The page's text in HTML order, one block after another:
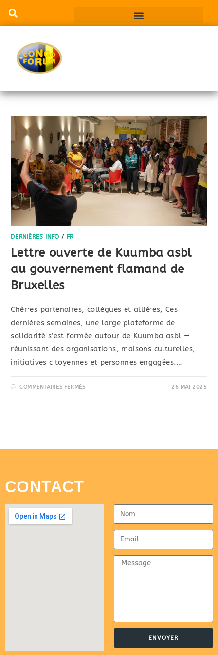
DERNIÈRES INFO / FR
Lettre ouverte de Kuumba asbl
au gouvernement flamand de
Bruxelles
Chèr·es partenaires, collègues et allié·es, Ces
dernières semaines, une large plateforme de
solidarité s’est formée autour de Kuumba asbl —
réunissant des organisations, maisons culturelles,
initiatives citoyennes et personnes engagées.…
COMMENTAIRES FERMÉS 26 MAI 2025
CONTACT
ENVOYER